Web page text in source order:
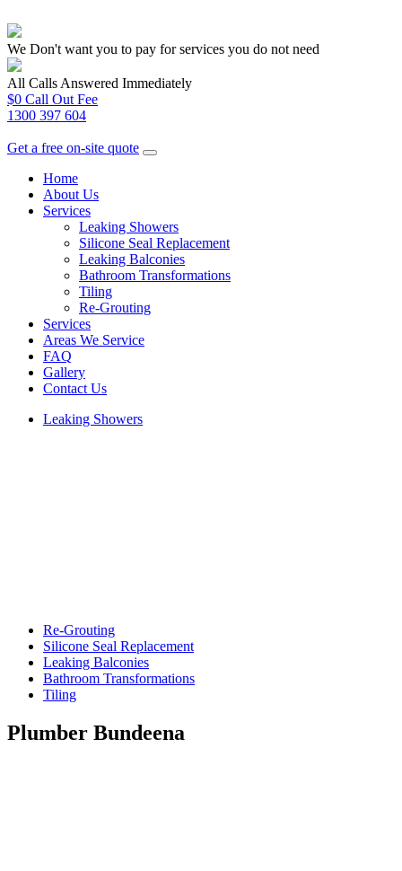
We Don't want you to pay for services you do not need
All Calls Answered Immediately
$0 Call Out Fee
1300 397 604
Get a free on-site quote
Home
About Us
Services
Leaking Showers
Silicone Seal Replacement
Leaking Balconies
Bathroom Transformations
Tiling
Re-Grouting
Services
Areas We Service
FAQ
Gallery
Contact Us
Leaking Showers
Re-Grouting
Silicone Seal Replacement
Leaking Balconies
Bathroom Transformations
Tiling
Plumber Bundeena